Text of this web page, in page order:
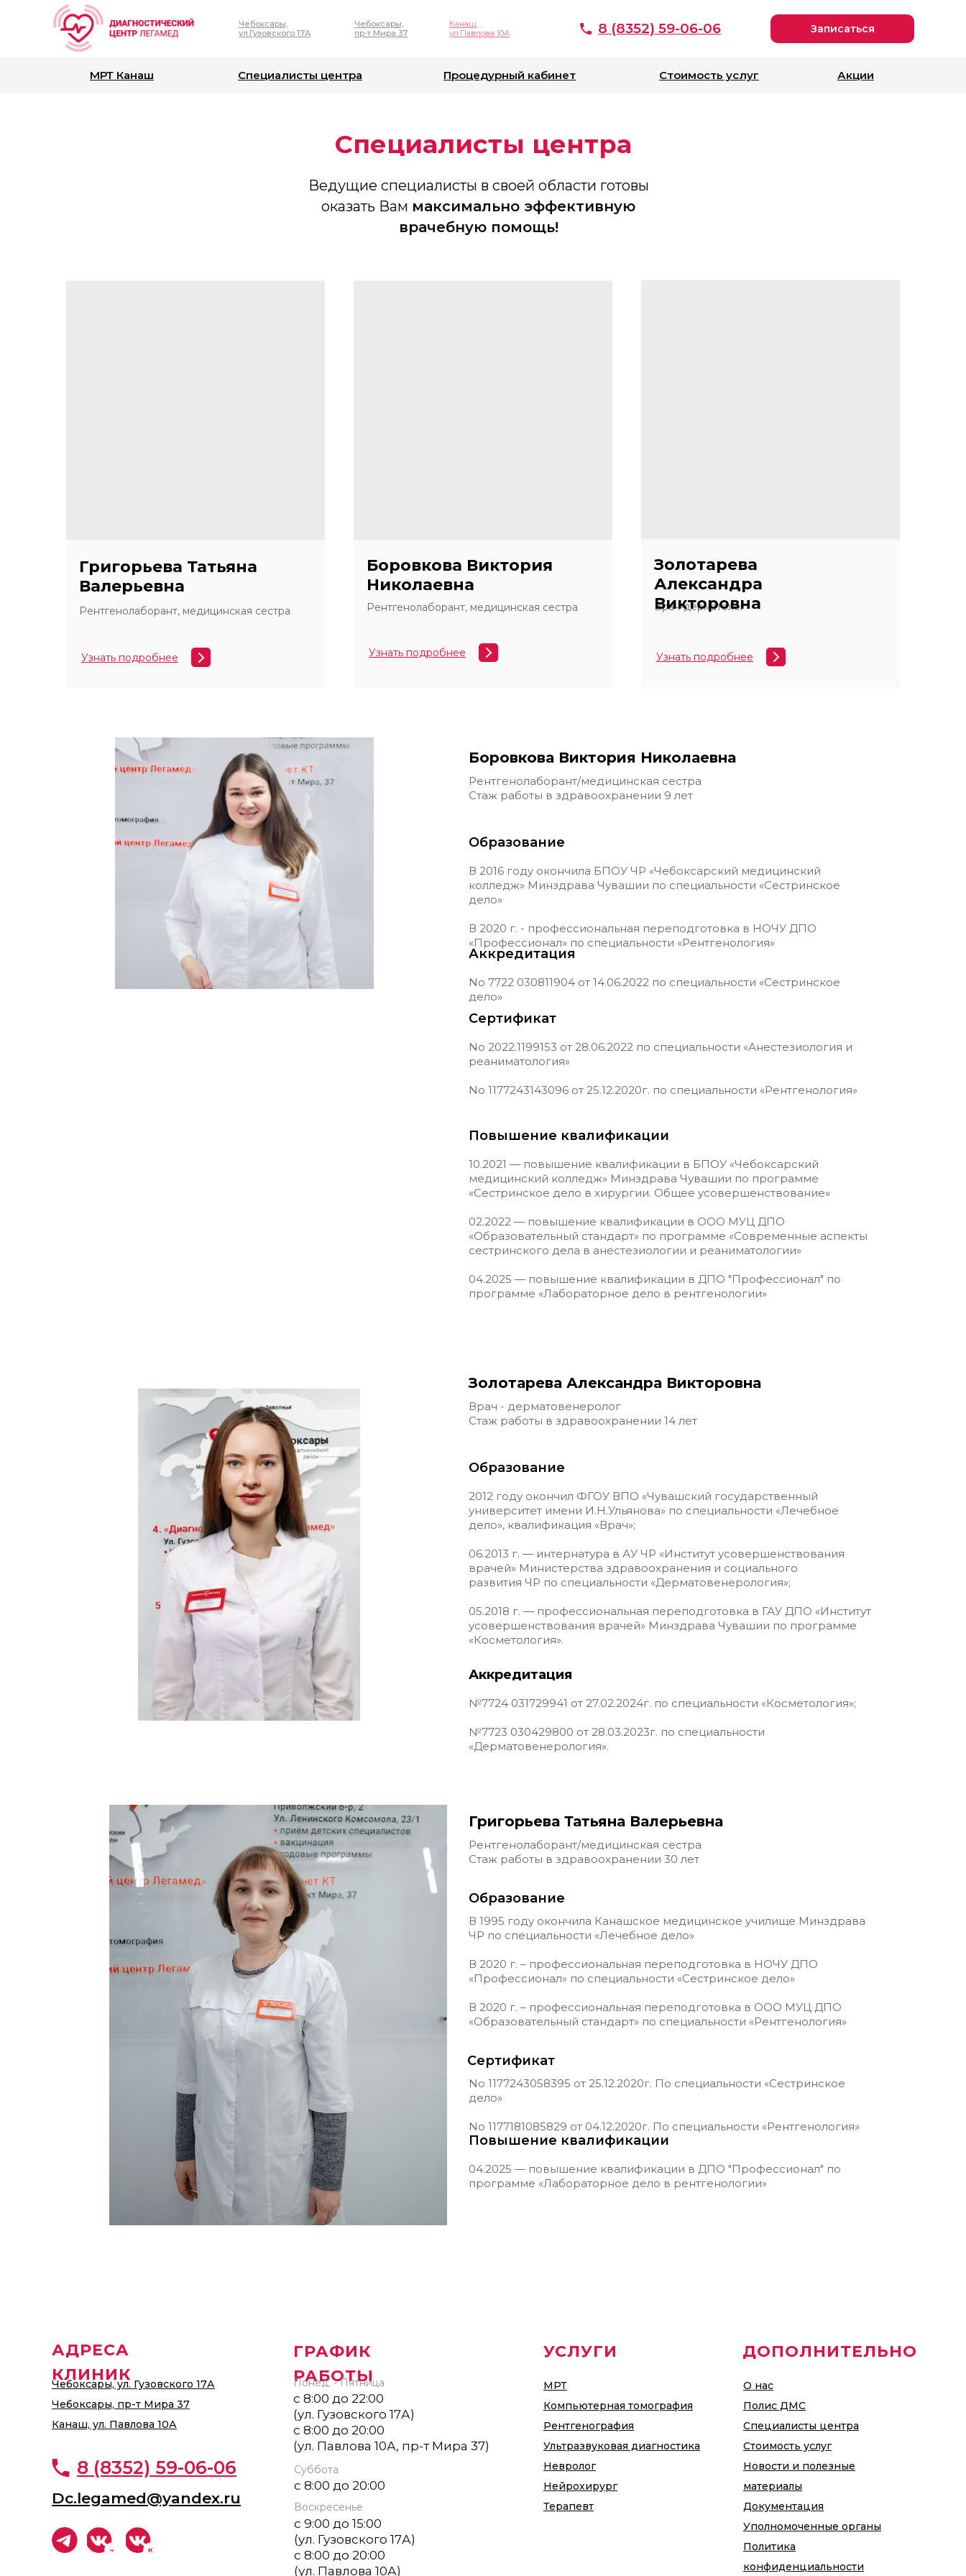
Записаться
Канаш,
ул.Павлова 10А
Чебоксары,
ул.Гузовского 17А
8 (8352) 59-06-06
Чебоксары,
пр-т Мира 37
МРТ Канаш Специалисты центра Процедурный кабинет Стоимость услуг Акции
Ведущие специалисты в своей области готовы
оказать Вам максимально эффективную
врачебную помощь!
Специалисты центра
Узнать подробнее
Рентгенолаборант, медицинская сестра
Григорьева Татьяна
Валерьевна
Рентгенолаборант, медицинская сестра
Боровкова Виктория
Николаевна
Узнать подробнее
Врач-дерматолог
Золотарева
Александра
Викторовна
Узнать подробнее
Боровкова Виктория Николаевна
Рентгенолаборант/медицинская сестра
Стаж работы в здравоохранении 9 лет
Образование
В 2016 году окончила БПОУ ЧР «Чебоксарский медицинский
колледж» Минздрава Чувашии по специальности «Сестринское
дело»
В 2020 г. - профессиональная переподготовка в НОЧУ ДПО
«Профессионал» по специальности «Рентгенология»
Аккредитация
No 7722 030811904 от 14.06.2022 по специальности «Сестринское
дело»
Повышение квалификации
10.2021 — повышение квалификации в БПОУ «Чебоксарский
медицинский колледж» Минздрава Чувашии по программе
«Сестринское дело в хирургии. Общее усовершенствование»
02.2022 — повышение квалификации в ООО МУЦ ДПО
«Образовательный стандарт» по программе «Современные аспекты
сестринского дела в анестезиологии и реаниматологии»
04.2025 — повышение квалификации в ДПО "Профессионал" по
программе «Лабораторное дело в рентгенологии»
No 2022.1199153 от 28.06.2022 по специальности «Анестезиология и
реаниматология»
No 1177243143096 от 25.12.2020г. по специальности «Рентгенология»
Сертификат
Золотарева Александра Викторовна
Врач - дерматовенеролог
Стаж работы в здравоохранении 14 лет
Образование
2012 году окончил ФГОУ ВПО «Чувашский государственный
университет имени И.Н.Ульянова» по специальности «Лечебное
дело», квалификация «Врач»;
06.2013 г. — интернатура в АУ ЧР «Институт усовершенствования
врачей» Министерства здравоохранения и социального
развития ЧР по специальности «Дерматовенерология»;
05.2018 г. — профессиональная переподготовка в ГАУ ДПО «Институт
усовершенствования врачей» Минздрава Чувашии по программе
«Косметология».
№7724 031729941 от 27.02.2024г. по специальности «Косметология»;
№7723 030429800 от 28.03.2023г. по специальности
«Дерматовенерология».
Аккредитация
Григорьева Татьяна Валерьевна
Рентгенолаборант/медицинская сестра
Стаж работы в здравоохранении 30 лет
Образование
В 1995 году окончила Канашское медицинское училище Минздрава
ЧР по специальности «Лечебное дело»
В 2020 г. – профессиональная переподготовка в НОЧУ ДПО
«Профессионал» по специальности «Сестринское дело»
В 2020 г. – профессиональная переподготовка в ООО МУЦ ДПО
«Образовательный стандарт» по специальности «Рентгенология»
Сертификат
04.2025 — повышение квалификации в ДПО "Профессионал" по
программе «Лабораторное дело в рентгенологии»
Повышение квалификации
No 1177243058395 от 25.12.2020г. По специальности «Сестринское
дело»
No 1177181085829 от 04.12.2020г. По специальности «Рентгенология»
УСЛУГИ
МРТ
Компьютерная томография
Рентгенография
Ультразвуковая диагностика
Невролог
Нейрохирург
Терапевт
ДОПОЛНИТЕЛЬНО
О нас
Полис ДМС
Специалисты центра
Стоимость услуг
Новости и полезные
материалы
Документация
Уполномоченные органы
Политика
конфиденциальности
АДРЕСА
КЛИНИК
Чебоксары, ул. Гузовского 17А
Чебоксары, пр-т Мира 37
Канаш, ул. Павлова 10А
ГРАФИК
РАБОТЫ
Dc.legamed@yandex.ru
с 8:00 до 20:00
Суббота
Понед. - Пятница
с 8:00 до 22:00
(ул. Гузовского 17А)
с 8:00 до 20:00
(ул. Павлова 10А, пр-т Мира 37)
Воскресенье
с 9:00 до 15:00
(ул. Гузовского 17А)
с 8:00 до 20:00
(ул. Павлова 10А)
8 (8352) 59-06-06